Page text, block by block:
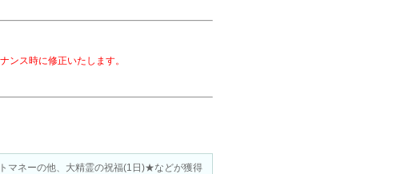
ス時に修正いたします。
マネーの他、大精霊の祝福(1日)★などが獲得